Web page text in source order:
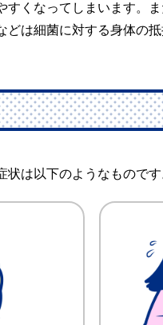
すくなってしまいます。
どは細菌に対する身体の
は以下のようなものです